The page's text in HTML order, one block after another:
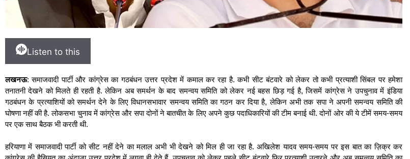
Listen to this
लखनऊ: समाजवादी पार्टी और कांग्रेस का गठबंधन उत्तर प्रदेश में कमाल कर रहा है. कभी सीट बंटवारे को लेकर तो कभी प्रत्याशी सिंबल पर हमेशा
तनातनी देखने को मिलते ही रहती है. लेकिन अब समर्थन के बाद समन्वय समिति को लेकर नई बहस छिड़ गई है, जिसमें कांग्रेस ने उपचुनाव में इंडिया
गठबंधन के प्रत्याशियों को समर्थन देने के लिए विधानसभावार समन्वय समिति का गठन कर दिया है, लेकिन अभी तक सपा ने अपनी समन्वय समिति की
घोषणा नहीं की है. लोकसभा चुनाव में कांग्रेस और सपा दोनों ने बातचीत के लिए अपने कुछ पदाधिकारियों की टीम बनाई थी. दोनों ओर की ये टीमें समय-समय
पर एक साथ बैठक भी करती थी.
हरियाणा में समाजवादी पार्टी को सीट नहीं देने का मलाल अभी भी देखने को मिल ही जा रहा है. अखिलेश यादव समय-समय पर इस बात का ज़िक्र कर